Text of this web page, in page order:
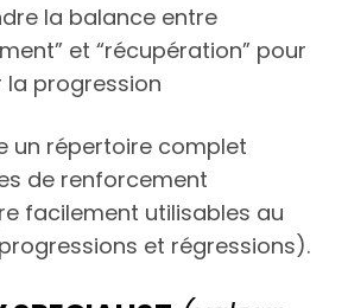
la balance entre
et “récupération” pour
la progression
un répertoire complet
de renforcement
facilement utilisables au
et régressions).